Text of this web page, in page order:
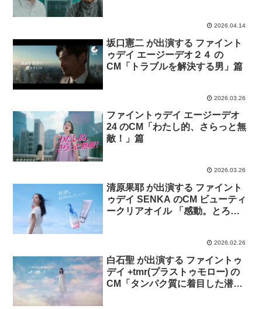
2026.04.14
坂口憲二 が出演する ファイント
ゥデイ エージーデオ２４ の
CM「トラブルを解決する男」篇
2026.03.26
ファイントゥデイ エージーデオ
24 のCM「わたし的、さらっと無
敵！」篇
2026.03.26
清原果耶 が出演する ファイント
ゥデイ SENKA のCM ビューティ
ークリアオイル 「感動。とろみ
2026.02.26
白石聖 が出演する ファイントゥ
デイ +tmr(プラストゥモロー) の
CM「タンパク質に着目した潜在